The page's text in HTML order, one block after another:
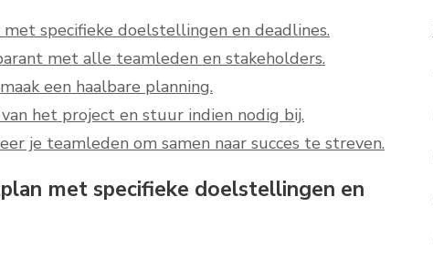
specifieke doelstellingen en deadlines.
met alle teamleden en stakeholders.
een haalbare planning.
het project en stuur indien nodig bij.
je teamleden om samen naar succes te streven.
met specifieke doelstellingen en